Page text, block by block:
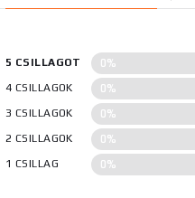
5 CSILLAGOT 0%
4 CSILLAGOK 0%
3 CSILLAGOK 0%
2 CSILLAGOK 0%
1 CSILLAG 0%